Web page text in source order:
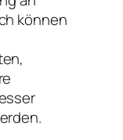
können